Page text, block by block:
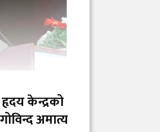
प्रादेशिक
दिइनुको अर्थ
३ करोड
करोड ८० लाख
दिने
हृदय केन्द्रको
अमात्य